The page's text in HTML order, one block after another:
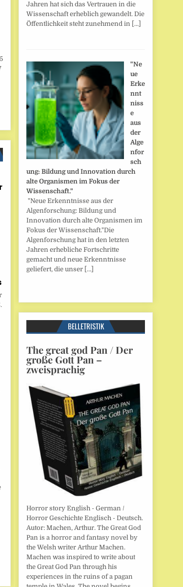
Jahren hat sich das Vertrauen in die
Wissenschaft erheblich gewandelt. Die
Öffentlichkeit steht zunehmend in […]
"Ne
ue
Erke
nnt
niss
e
aus
der
Alge
nfor
sch
ung: Bildung und Innovation durch
alte Organismen im Fokus der
Wissenschaft."
"Neue Erkenntnisse aus der
Algenforschung: Bildung und
Innovation durch alte Organismen im
Fokus der Wissenschaft."Die
Algenforschung hat in den letzten
Jahren erhebliche Fortschritte
gemacht und neue Erkenntnisse
geliefert, die unser […]
BELLETRISTIK
The great god Pan / Der
große Gott Pan –
zweisprachig
Horror story English - German /
Horror Geschichte Englisch - Deutsch.
Autor: Machen, Arthur. The Great God
Pan is a horror and fantasy novel by
the Welsh writer Arthur Machen.
Machen was inspired to write about
the Great God Pan through his
experiences in the ruins of a pagan